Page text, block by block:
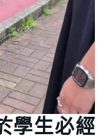
學生必經